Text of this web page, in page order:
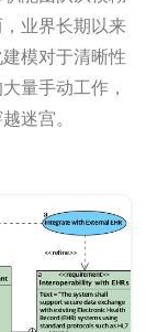
业界长期以来
模对于清晰性
量手动工作，
迷宫。